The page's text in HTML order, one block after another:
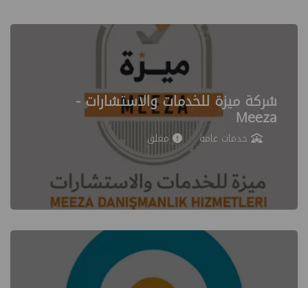
شركة ميزة للخدمات والاستشارات -
Meeza
خدمات عامة مغلق